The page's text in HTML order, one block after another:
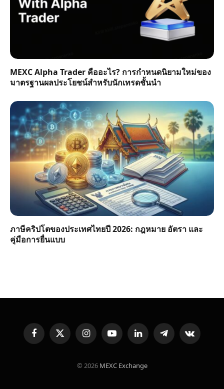
MEXC Alpha Trader คืออะไร? การกำหนดนิยามใหม่ของ
มาตรฐานผลประโยชน์สำหรับนักเทรดชั้นนำ
ภาษีคริปโตของประเทศไทยปี 2026: กฎหมาย อัตรา และ
คู่มือการยื่นแบบ
FacebookX
(Twitter)
InstagramYouTubeLinkedInTelegramVKontakte
© 2026 MEXC Exchange